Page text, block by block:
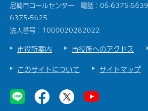
尼崎市コールセンター 電話：06-6375-
6375-5625
法人番号：1000020282022
市役所案内 市役所へのアクセス
このサイトについて
サイトマップ